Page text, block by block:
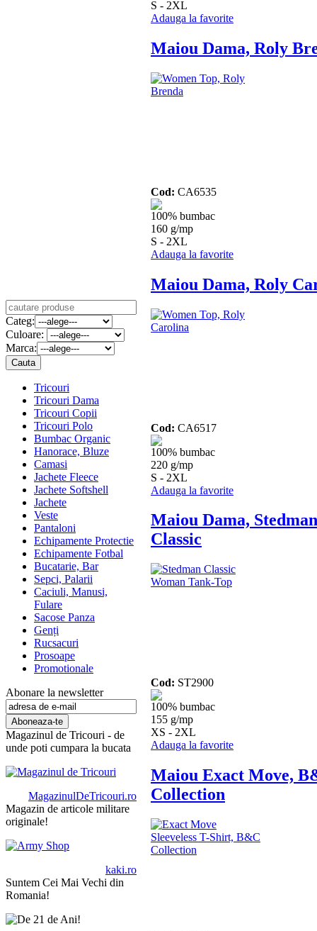
Categ:
Culoare:
Marca:
Tricouri
Tricouri Dama
Tricouri Copii
Tricouri Polo
Bumbac Organic
Hanorace, Bluze
Camasi
Jachete Fleece
Jachete Softshell
Jachete
Veste
Pantaloni
Echipamente Protectie
Echipamente Fotbal
Bucatarie, Bar
Sepci, Palarii
Caciuli, Manusi,
Fulare
Sacose Panza
Genți
Rucsacuri
Prosoape
Promotionale
Abonare la newsletter
Magazinul de Tricouri - de
unde poti cumpara la bucata
MagazinulDeTricouri.ro
Magazin de articole militare
originale!
kaki.ro
Suntem Cei Mai Vechi din
Romania!
S - 2XL
Adauga la favorite
Maiou Dama, Roly
Cod: CA6535
100% bumbac
160 g/mp
S - 2XL
Adauga la favorite
Maiou Dama, Roly
Cod: CA6517
100% bumbac
220 g/mp
S - 2XL
Adauga la favorite
Maiou Dama, Stedman
Classic
Cod: ST2900
100% bumbac
155 g/mp
XS - 2XL
Adauga la favorite
Maiou Exact Move,
Collection